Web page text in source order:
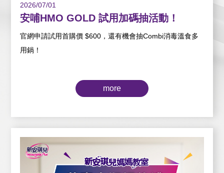
2026/07/01
安哺HMO GOLD 試用加碼抽活動！
官網申請試用首購價 $600，還有機會抽Combi消毒溫食多
用鍋！
more